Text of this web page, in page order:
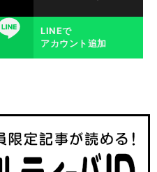
LINEで
アカウント追加